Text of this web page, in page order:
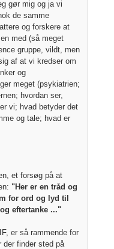
gør mig og ja vi
de samme
og forskere at
med (så meget
gruppe, vildt, men
af at vi kredser om
og
meget (psykiatrien;
hvordan ser,
vi; hvad betyder det
og tale; hvad er
et forsøg på at
"Her er en tråd og
for ord og lyd til
eftertanke ..."
er så rammende for
der finder sted på